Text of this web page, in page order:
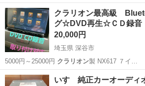
行直帰OK ・一部車・自転車・バイク通勤OK ・
週払いOK、現金手渡しも可能です! <仕事内容>
で...
アルバイト・パート
クラリオン最高級
グ☆DVD再生☆ＣＤ録
20,000円
埼玉県 深谷市
5000円～25000円 クラリオン 製 NX617 ７イ…
埼玉 深谷市 カーナビ、テレビ クラ
いすゞ純正カーオーディ